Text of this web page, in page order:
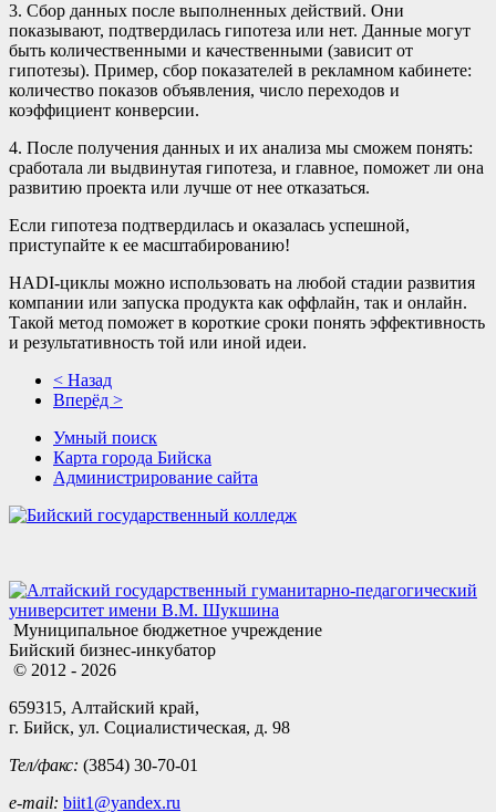
3. Сбор данных после выполненных действий. Они
показывают, подтвердилась гипотеза или нет. Данные могут
быть количественными и качественными (зависит от
гипотезы). Пример, сбор показателей в рекламном кабинете:
количество показов объявления, число переходов и
коэффициент конверсии.
4. После получения данных и их анализа мы сможем понять:
сработала ли выдвинутая гипотеза, и главное, поможет ли она
развитию проекта или лучше от нее отказаться.
Если гипотеза подтвердилась и оказалась успешной,
приступайте к ее масштабированию!
HADI-циклы можно использовать на любой стадии развития
компании или запуска продукта как оффлайн, так и онлайн.
Такой метод поможет в короткие сроки понять эффективность
и результативность той или иной идеи.
< Назад
Вперёд >
Умный поиск
Карта города Бийска
Администрирование сайта
Муниципальное бюджетное учреждение
Бийский бизнес-инкубатор
© 2012 - 2026
659315, Алтайский край,
г. Бийск, ул. Социалистическая, д. 98
Тел/факс: (3854) 30-70-01
e-mail: biit1@yandex.ru